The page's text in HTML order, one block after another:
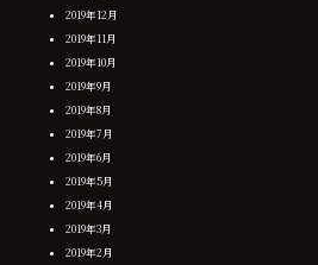
2019年12月
2019年11月
2019年10月
2019年9月
2019年8月
2019年7月
2019年6月
2019年5月
2019年4月
2019年3月
2019年2月